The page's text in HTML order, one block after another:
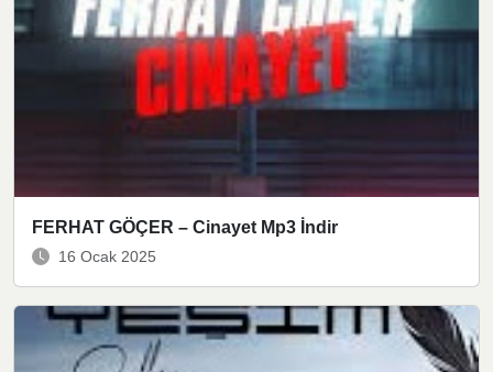
FERHAT GÖÇER – Cinayet Mp3 İndir
16 Ocak 2025